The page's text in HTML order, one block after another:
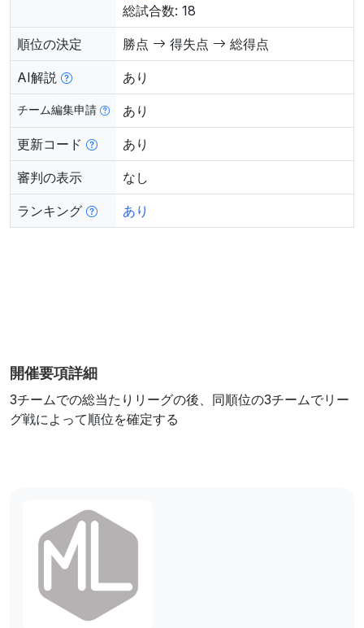
総試合数: 18
順位の決定 勝点 得失点 総得点
AI解説 あり
チーム編集申請 あり
更新コード あり
審判の表示 なし
ランキング あり
開催要項詳細
3チームでの総当たりリーグの後、同順位の3チームでリー
グ戦によって順位を確定する